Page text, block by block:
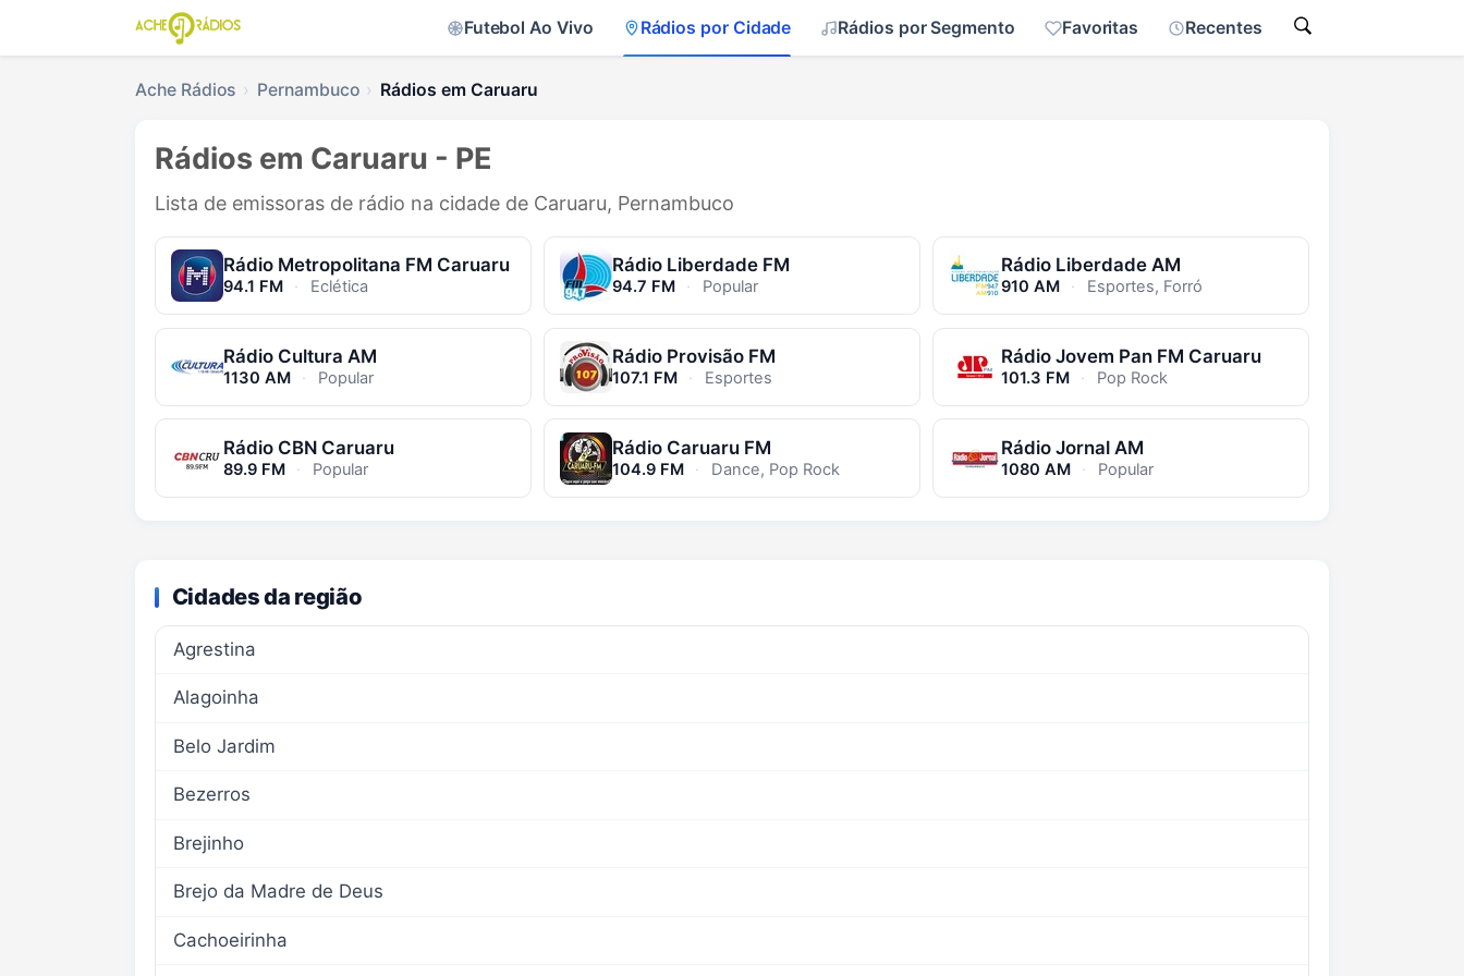
Futebol Ao Vivo Rádios por Cidade Rádios por Segmento Favoritas Recentes
Ache Rádios Pernambuco Rádios em Caruaru
Rádios em Caruaru - PE
Lista de emissoras de rádio na cidade de Caruaru, Pernambuco
Rádio Metropolitana FM Caruaru
94.1 FM · Eclética
Rádio Liberdade FM
94.7 FM · Popular
Rádio Liberdade AM
910 AM · Esportes, Forró
Rádio Cultura AM
1130 AM · Popular
Rádio Provisão FM
107.1 FM · Esportes
Rádio Jovem Pan FM Caruaru
101.3 FM · Pop Rock
Rádio CBN Caruaru
89.9 FM · Popular
Rádio Caruaru FM
104.9 FM · Dance, Pop Rock
Rádio Jornal AM
1080 AM · Popular
Cidades da região
Agrestina
Alagoinha
Belo Jardim
Bezerros
Brejinho
Brejo da Madre de Deus
Cachoeirinha